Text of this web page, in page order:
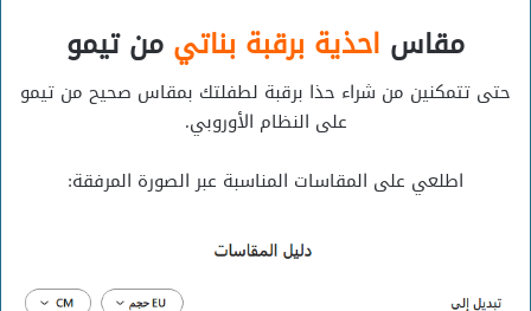
مقاس احذية برقبة بناتي من تيمو
حتى تتمكنين من شراء حذا برقبة لطفلتك بمقاس صحيح من تيمو
على النظام الأوروبي.
اطلعي على المقاسات المناسبة عبر الصورة المرفقة: